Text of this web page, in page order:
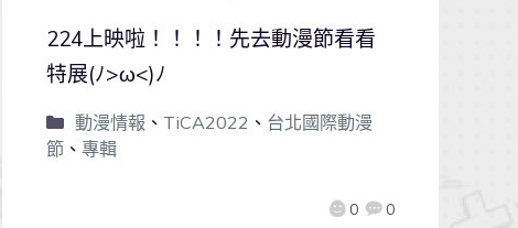
0 0
224上映啦！！！！先去動漫節看看
特展(ﾉ>ω<)ﾉ
動漫情報 、 TiCA2022 、 台北國際動漫
節、 專輯